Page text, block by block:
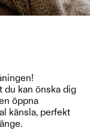
du kan önska dig
öppna
känsla, perfekt